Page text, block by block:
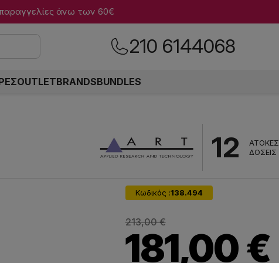
άνω των 60€
210 6144068
OUTLETBRANDSBUNDLES
12
ΑΤΟΚΕΣ
ΔΟΣΕΙΣ
Κωδικός :138.494
213,00 €
181,00 €